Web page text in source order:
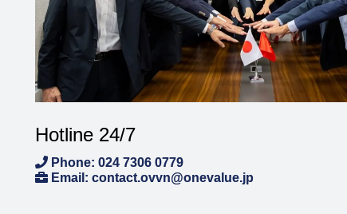
Hotline 24/7
Phone: 024 7306 0779
Email: contact.ovvn@onevalue.jp